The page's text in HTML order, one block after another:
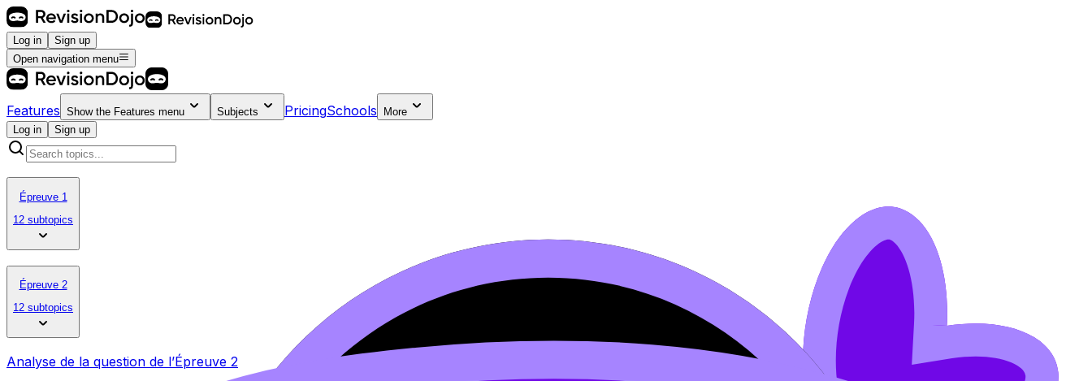
Log in
Sign up
Open navigation menu
Features Show the Features menu Subjects PricingSchools
More
Log in
Sign up
Épreuve 1
12 subtopics
Épreuve 2
12 subtopics
Analyse de la question de l’Épreuve 2